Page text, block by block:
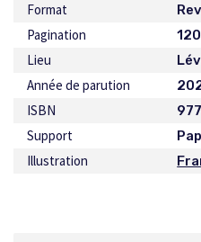
Format
Pagination 120
Lieu
Année de parution
ISBN
Support
Illustration
Ce